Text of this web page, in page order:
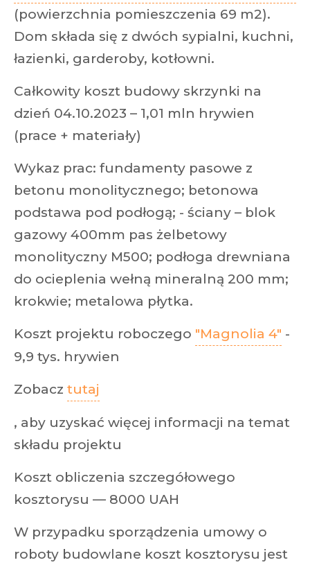
(powierzchnia pomieszczenia 69 m2).
Dom składa się z dwóch sypialni, kuchni,
łazienki, garderoby, kotłowni.
Całkowity koszt budowy skrzynki na
dzień 04.10.2023 – 1,01 mln hrywien
(prace + materiały)
Wykaz prac: fundamenty pasowe z
betonu monolitycznego; betonowa
podstawa pod podłogą; - ściany – blok
gazowy 400mm pas żelbetowy
monolityczny M500; podłoga drewniana
do ocieplenia wełną mineralną 200 mm;
krokwie; metalowa płytka.
Koszt projektu roboczego "Magnolia 4" -
9,9 tys. hrywien
Zobacz tutaj
, aby uzyskać więcej informacji na temat
składu projektu
Koszt obliczenia szczegółowego
kosztorysu — 8000 UAH
W przypadku sporządzenia umowy o
roboty budowlane koszt kosztorysu jest